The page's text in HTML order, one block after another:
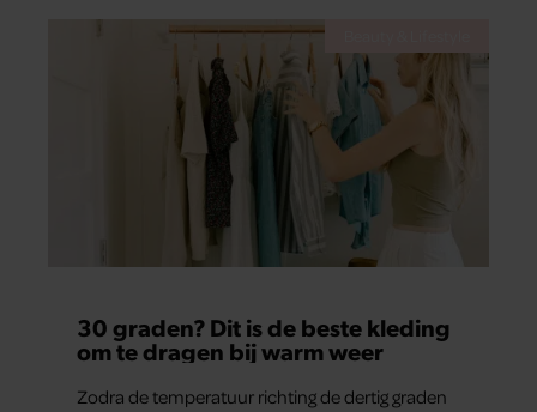
30 graden? Dit is de beste kleding
om te dragen bij warm weer
Zodra de temperatuur richting de dertig graden